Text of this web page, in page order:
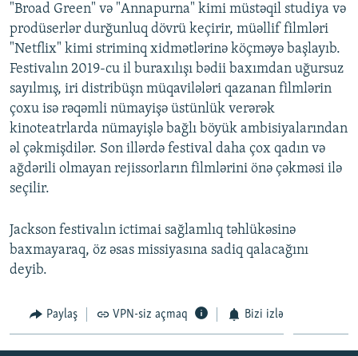
"Broad Green" və "Annapurna" kimi müstəqil studiya və
prodüserlər durğunluq dövrü keçirir, müəllif filmləri
"Netflix" kimi striminq xidmətlərinə köçməyə başlayıb.
Festivalın 2019-cu il buraxılışı bədii baxımdan uğursuz
sayılmış, iri distribüşn müqavilələri qazanan filmlərin
çoxu isə rəqəmli nümayişə üstünlük verərək
kinoteatrlarda nümayişlə bağlı böyük ambisiyalarından
əl çəkmişdilər. Son illərdə festival daha çox qadın və
ağdərili olmayan rejissorların filmlərini önə çəkməsi ilə
seçilir.
Jackson festivalın ictimai sağlamlıq təhlükəsinə
baxmayaraq, öz əsas missiyasına sadiq qalacağını
deyib.
Paylaş VPN-siz açmaq Bizi izlə